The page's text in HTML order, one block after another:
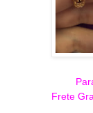
Frete